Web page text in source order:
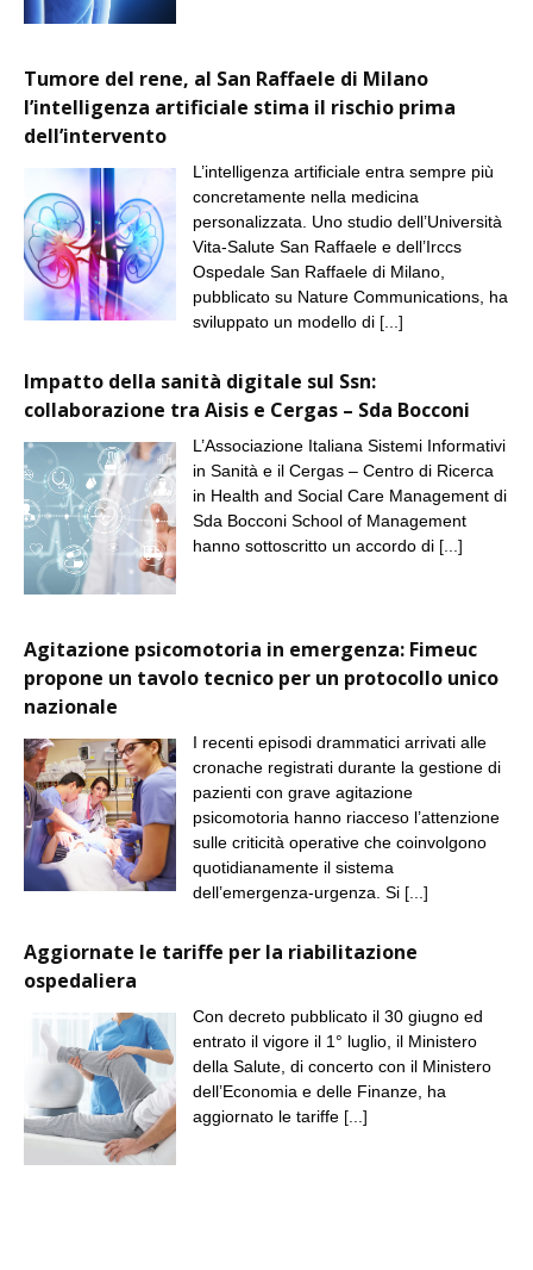
Tumore del rene, al San Raffaele di Milano
l’intelligenza artificiale stima il rischio prima
dell’intervento
L’intelligenza artificiale entra sempre più
concretamente nella medicina
personalizzata. Uno studio dell’Università
Vita-Salute San Raffaele e dell’Irccs
Ospedale San Raffaele di Milano,
pubblicato su Nature Communications, ha
sviluppato un modello di [...]
Impatto della sanità digitale sul Ssn:
collaborazione tra Aisis e Cergas – Sda Bocconi
L’Associazione Italiana Sistemi Informativi
in Sanità e il Cergas – Centro di Ricerca
in Health and Social Care Management di
Sda Bocconi School of Management
hanno sottoscritto un accordo di [...]
Agitazione psicomotoria in emergenza: Fimeuc
propone un tavolo tecnico per un protocollo unico
nazionale
I recenti episodi drammatici arrivati alle
cronache registrati durante la gestione di
pazienti con grave agitazione
psicomotoria hanno riacceso l’attenzione
sulle criticità operative che coinvolgono
quotidianamente il sistema
dell’emergenza-urgenza. Si [...]
Aggiornate le tariffe per la riabilitazione
ospedaliera
Con decreto pubblicato il 30 giugno ed
entrato il vigore il 1° luglio, il Ministero
della Salute, di concerto con il Ministero
dell’Economia e delle Finanze, ha
aggiornato le tariffe [...]